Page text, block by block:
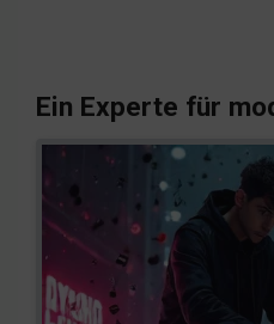
Ein Experte für